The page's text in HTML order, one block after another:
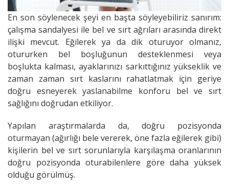
En son söylenecek şeyi en başta söyleyebiliriz sanırım:
çalışma sandalyesi ile bel ve sırt ağrıları arasında direkt
ilişki mevcut. Eğilerek ya da dik oturuyor olmanız,
otururken bel boşluğunun desteklenmesi veya
boşlukta kalması, ayaklarınızı sarkıttığınız yükseklik ve
zaman zaman sırt kaslarını rahatlatmak için geriye
doğru esneyerek yaslanabilme konforu bel ve sırt
sağlığını doğrudan etkiliyor.
Yapılan araştırmalarda da, doğru pozisyonda
oturmayan (ağırlığı bele vererek, öne fazla eğilerek gibi)
kişilerin bel ve sırt sorunlarıyla karşılaşma oranlarının
doğru pozisyonda oturabilenlere göre daha yüksek
olduğu görülmüş.